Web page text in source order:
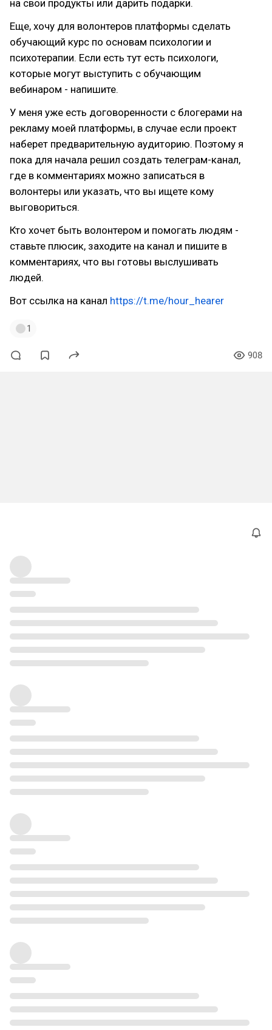
на свои продукты или дарить подарки.
Еще, хочу для волонтеров платформы сделать
обучающий курс по основам психологии и
психотерапии. Если есть тут есть психологи,
которые могут выступить с обучающим
вебинаром - напишите.
У меня уже есть договоренности с блогерами на
рекламу моей платформы, в случае если проект
наберет предварительную аудиторию. Поэтому я
пока для начала решил создать телеграм-канал,
где в комментариях можно записаться в
волонтеры или указать, что вы ищете кому
выговориться.
Кто хочет быть волонтером и помогать людям -
ставьте плюсик, заходите на канал и пишите в
комментариях, что вы готовы выслушивать
людей.
Вот ссылка на канал https://t.me/hour_hearer
1
908